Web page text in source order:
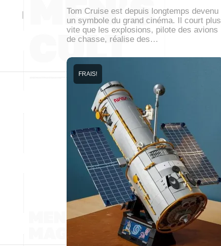
Tom Cruise est depuis longtemps devenu
un symbole du grand cinéma. Il court plus
vite que les explosions, pilote des avions
de chasse, réalise des…
FRAIS!